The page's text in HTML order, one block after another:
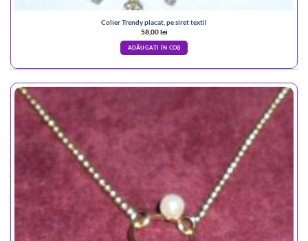
Colier Trendy placat, pe siret textil
58,00lei
ADĂUGAȚI ÎN COȘ